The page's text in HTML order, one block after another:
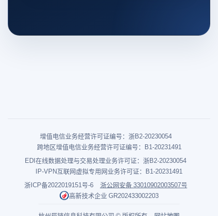
增值电信业务经营许可证编号：浙B2-20230054
跨地区增值电信业务经营许可证编号：B1-20231491
EDI在线数据处理与交易处理业务许可证：浙B2-20230054
IP-VPN互联网虚拟专用网业务许可证：B1-20231491
浙ICP备2022019151号-6
浙公网安备 33010902003507号
高新技术企业 GR202433002203